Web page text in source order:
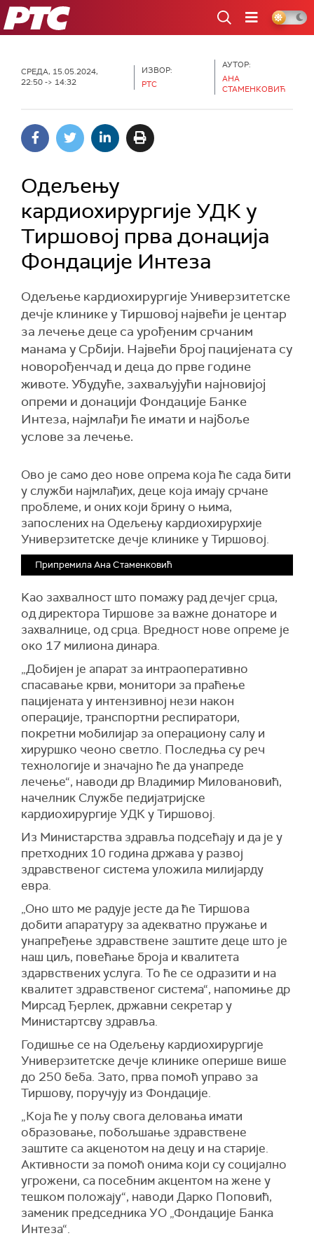
РТС
СРЕДА, 15.05.2024,
22:50 -> 14:32
ИЗВОР:
РТС
АУТОР:
АНА
СТАМЕНКОВИЋ
Одељењу
кардиохирургије УДК у
Тиршовој прва донација
Фондације Интеза
Одељење кардиохирургије Универзитетске
дечје клинике у Тиршовој највећи је центар
за лечење деце са урођеним срчаним
манама у Србији. Највећи број пацијената су
новорођенчад и деца до прве године
животе. Убудуће, захваљујући најновијој
опреми и донацији Фондације Банке
Интеза, најмлађи ће имати и најбоље
услове за лечење.
Ово је само део нове опрема која ће сада бити
у служби најмлађих, деце која имају срчане
проблеме, и оних који брину о њима,
запослених на Одељењу кардиохирурхије
Универзитетске дечје клинике у Тиршовој.
Припремила Ана Стаменковић
Kао захвалност што помажу рад дечјег срца,
од директора Тиршове за важне донаторе и
захвалнице, од срца. Вредност нове опреме је
око 17 милиона динара.
„Добијен је апарат за интраоперативно
спасавање крви, монитори за праћење
пацијената у интензивној нези након
операције, транспортни респиратори,
покретни мобилијар за операциону салу и
хируршко чеоно светло. Последња су реч
технологије и значајно ће да унапреде
лечење“, наводи др Владимир Миловановић,
начелник Службе педијатријске
кардиохирургије УДК у Тиршовој.
Из Министарства здравља подсећају и да је у
претходних 10 година држава у развој
здравственог система уложила милијарду
евра.
„Оно што ме радује јесте да ће Тиршова
добити апаратуру за адекватно пружање и
унапређење здравствене заштите деце што је
наш циљ, повећање броја и квалитета
здарвствених услуга. То ће се одразити и на
квалитет здравственог система“, напомиње др
Мирсад Ђерлек, државни секретар у
Министартсву здравља.
Годишње се на Одељењу кардиохирургије
Универзитетске дечје клинике оперише више
до 250 беба. Зато, прва помоћ управо за
Тиршову, поручују из Фондације.
„Која ће у пољу свога деловања имати
образовање, побољшање здравствене
заштите са акценотом на децу и на старије.
Активности за помоћ онима који су социјално
угрожени, са посебним акцентом на жене у
тешком положају“, наводи Дарко Поповић,
заменик председника УО „Фондације Банка
Интеза“.